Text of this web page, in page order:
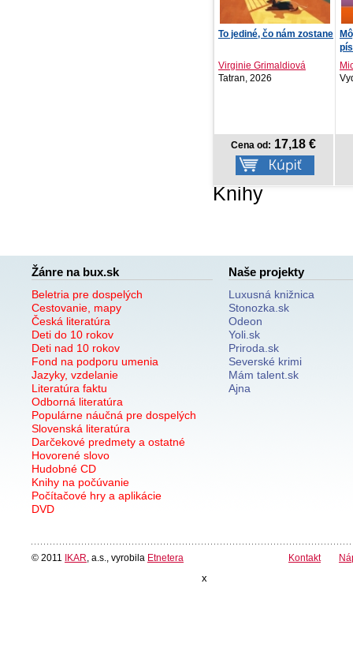
Môj prvý zošit o
Michaela Šmajdová
Vydavateľstvo T..., 2026
Cena od: 3,98 €
Knihy
Žánre na bux.sk
Beletria pre dospelých
Cestovanie, mapy
Česká literatúra
Deti do 10 rokov
Deti nad 10 rokov
Fond na podporu umenia
Jazyky, vzdelanie
Literatúra faktu
Odborná literatúra
Populárne náučná pre dospelých
Slovenská literatúra
Darčekové predmety a ostatné
Hovorené slovo
Hudobné CD
Knihy na počúvanie
Počítačové hry a aplikácie
DVD
Naše projekty
Luxusná knižnica
Stonozka.sk
Odeon
Yoli.sk
Priroda.sk
Severské krimi
Mám talent.sk
Ajna
© 2011 IKAR , a.s., vyrobila Etnetera Kontakt
x